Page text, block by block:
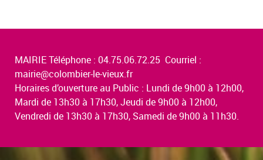
MAIRIE Téléphone : 04.75.06.72.25 Courriel :
mairie@colombier-le-vieux.fr
Horaires d’ouverture au Public : Lundi de 9h00 à 12h00,
Mardi de 13h30 à 17h30, Jeudi de 9h00 à 12h00,
Vendredi de 13h30 à 17h30, Samedi de 9h00 à 11h30.